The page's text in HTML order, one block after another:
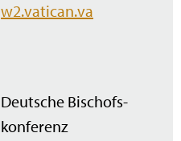
w2.vatican.va
Deutsche Bischofs­
konferenz